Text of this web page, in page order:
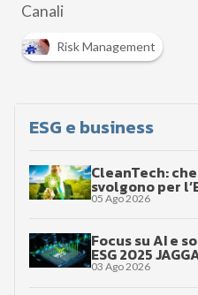
Canali
Risk Management
ESG e business
CleanTech:
svolgono per
05 Ago 2026
Focus su AI e
ESG 2025
03 Ago 2026